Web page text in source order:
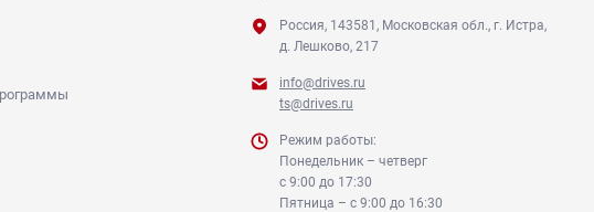
Россия, 143581, Московская обл., г. Истра,
д. Лешково, 217
info@drives.ru
ts@drives.ru
Режим работы:
Понедельник – четверг
с 9:00 до 17:30
Пятница – с 9:00 до 16:30